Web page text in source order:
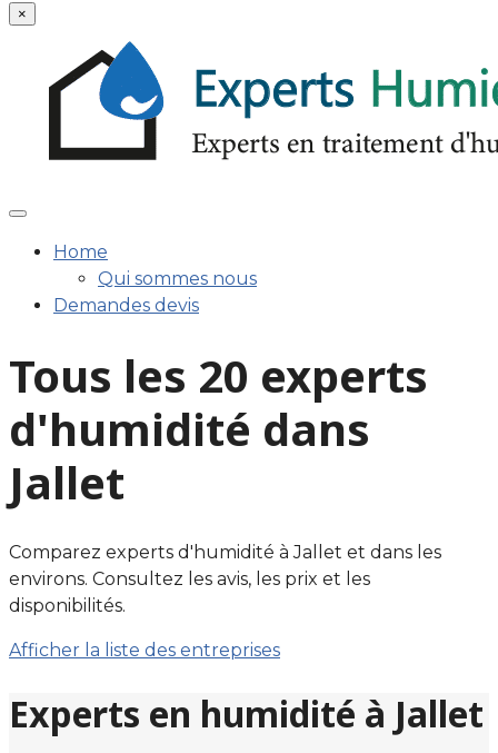
×
Home
Qui sommes nous
Demandes devis
Tous les 20 experts
d'humidité dans
Jallet
Comparez experts d'humidité à Jallet et dans les
environs. Consultez les avis, les prix et les
disponibilités.
Afficher la liste des entreprises
Experts en humidité à Jallet